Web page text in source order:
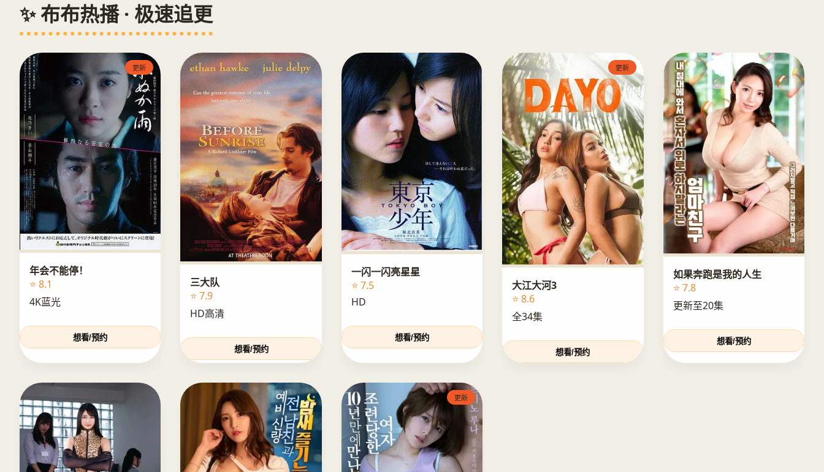
✨ 布布热播 · 极速追更
更新
年会不能停！
⭐ 8.1
4K蓝光
想看/预约
三大队
⭐ 7.9
HD高清
想看/预约
一闪一闪亮星星
⭐ 7.5
HD
想看/预约
更新
大江大河3
⭐ 8.6
全34集
想看/预约
如果奔跑是我的人生
⭐ 7.8
更新至20集
想看/预约
更新